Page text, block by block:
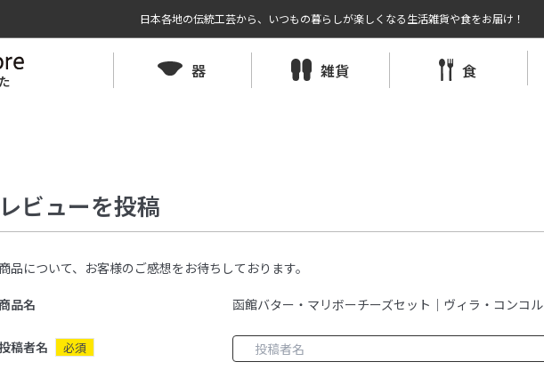
日本各地の伝統工芸から、いつもの暮らしが楽しくなる生活雑貨や食をお届け！
器 雑貨 食
レビューを投稿
商品について、お客様のご感想をお待ちしております。
商品名 函館バター・マリボーチーズセット｜ヴィラ・コンコ
稿者名 必須